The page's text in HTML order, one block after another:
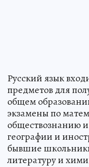
Русский язык
предметов для
общем
экзамены по
обществознанию
географии и
бывшие
литературу и